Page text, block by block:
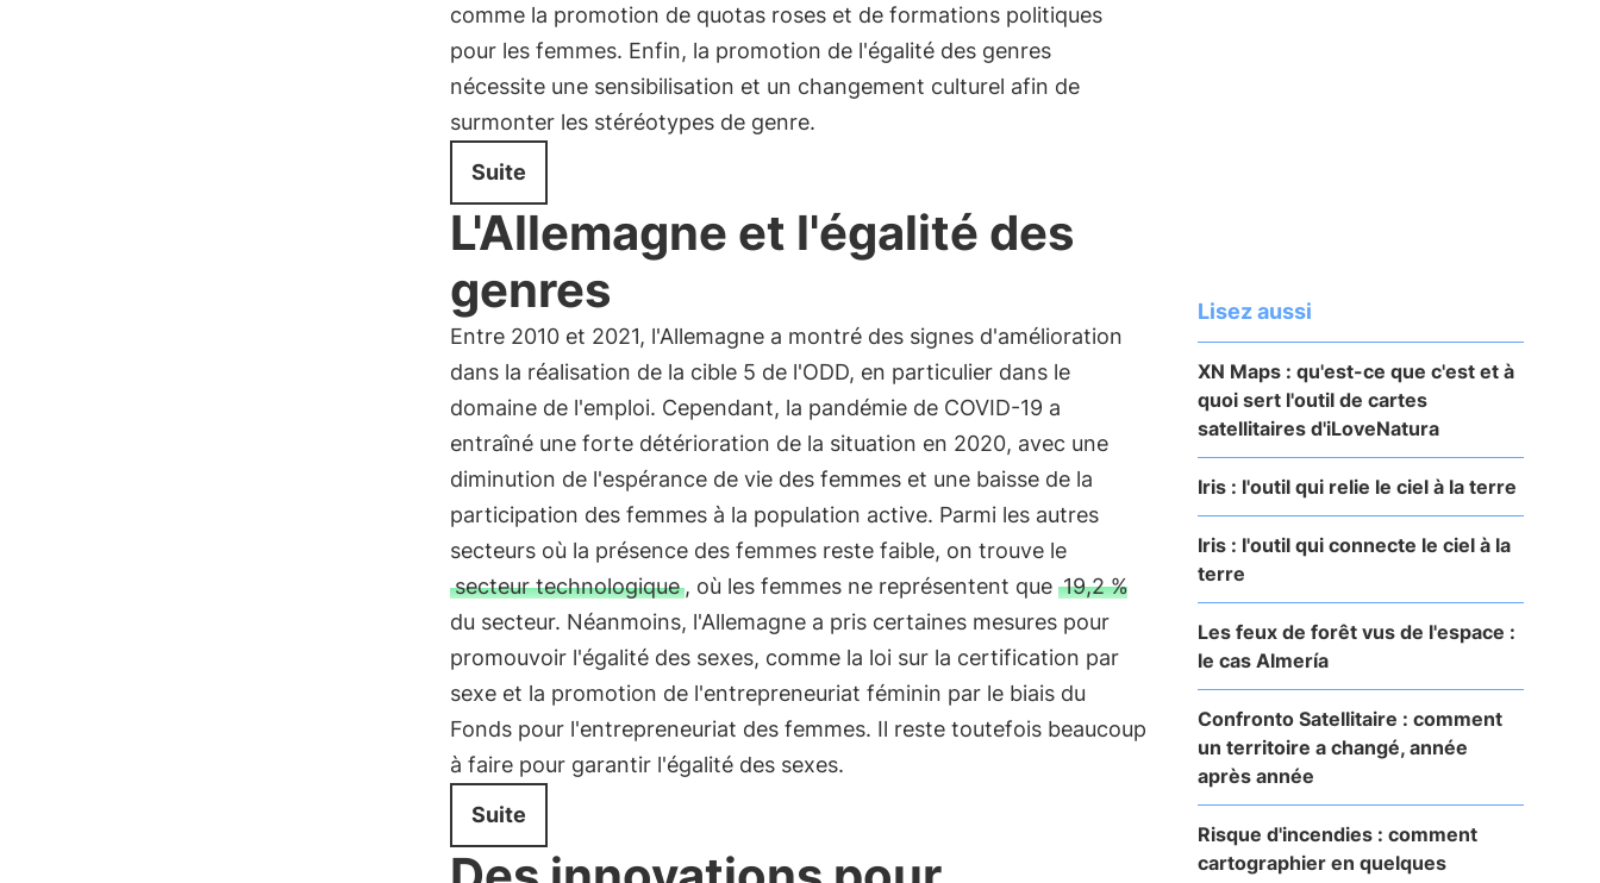
comme la promotion de quotas roses et de formations politiques
pour les femmes. Enfin, la promotion de l'égalité des genres
nécessite une sensibilisation et un changement culturel afin de
surmonter les stéréotypes de genre.
Suite
L'Allemagne et l'égalité des
genres
Entre 2010 et 2021, l'Allemagne a montré des signes d'amélioration
dans la réalisation de la cible 5 de l'ODD, en particulier dans le
domaine de l'emploi. Cependant, la pandémie de COVID-19 a
entraîné une forte détérioration de la situation en 2020, avec une
diminution de l'espérance de vie des femmes et une baisse de la
participation des femmes à la population active. Parmi les autres
secteurs où la présence des femmes reste faible, on trouve le
secteur technologique, où les femmes ne représentent que 19,2 %
du secteur. Néanmoins, l'Allemagne a pris certaines mesures pour
promouvoir l'égalité des sexes, comme la loi sur la certification par
sexe et la promotion de l'entrepreneuriat féminin par le biais du
Fonds pour l'entrepreneuriat des femmes. Il reste toutefois beaucoup
à faire pour garantir l'égalité des sexes.
Suite
Lisez aussi
XN Maps : qu'est-ce que c'est et à
quoi sert l'outil de cartes
satellitaires d'iLoveNatura
Iris : l'outil qui relie le ciel à la terre
Iris : l'outil qui connecte le ciel à la
terre
Les feux de forêt vus de l'espace :
le cas Almería
Confronto Satellitaire : comment
un territoire a changé, année
après année
Risque d'incendies : comment
cartographier en quelques